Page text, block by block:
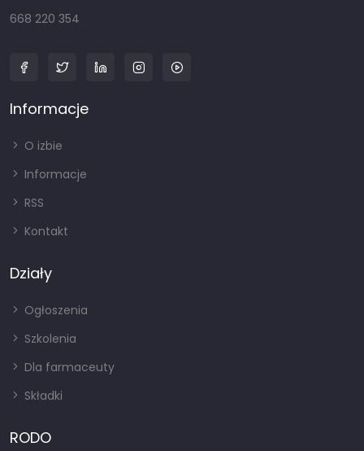
668 220 354
Informacje
O izbie
Informacje
RSS
Kontakt
Działy
Ogłoszenia
Szkolenia
Dla farmaceuty
Składki
RODO